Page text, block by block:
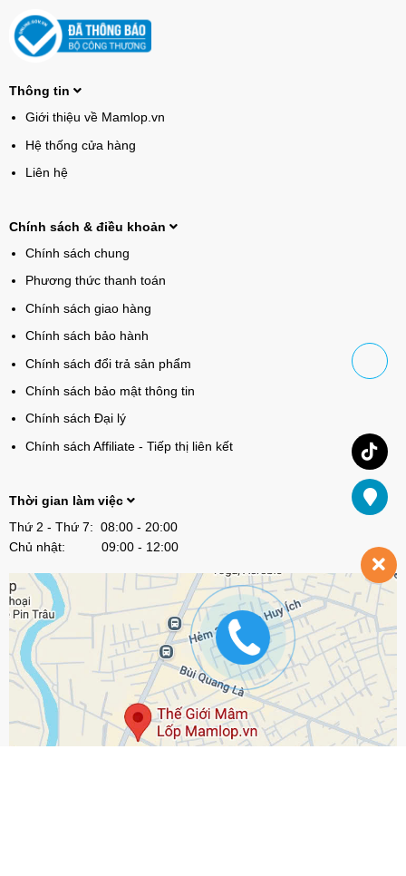
Thông tin
Giới thiệu về Mamlop.vn
Hệ thống cửa hàng
Liên hệ
Chính sách & điều khoản
Chính sách chung
Phương thức thanh toán
Chính sách giao hàng
Chính sách bảo hành
Chính sách đổi trả sản phẩm
Chính sách bảo mật thông tin
Chính sách Đại lý
Chính sách Affiliate - Tiếp thị liên kết
Thời gian làm việc
Thứ 2 - Thứ 7: 08:00 - 20:00
Chủ nhật: 09:00 - 12:00